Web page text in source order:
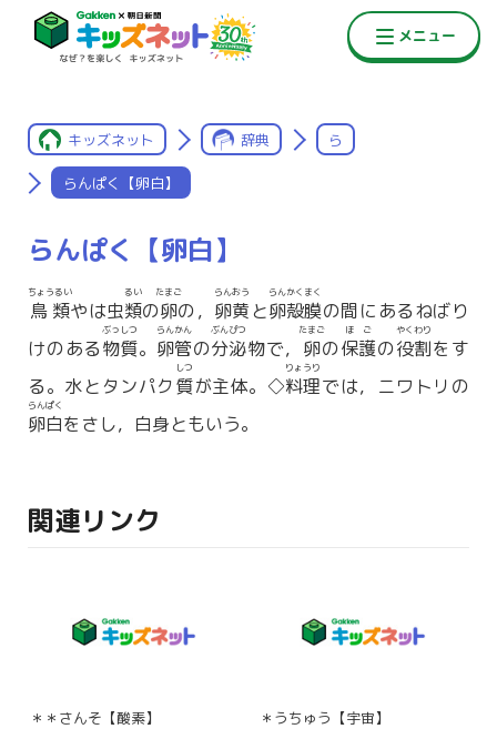
キッズネット 辞典 ら
らんぱく【卵白】
らんぱく【卵白】
鳥類
ちょうるい
やは虫類
るい
の卵
たまご
の， 卵黄
らんおう
と卵殻膜
らんかくまく
の間にあるねばり
けのある物質
ぶっしつ
。 卵管
らんかん
の分泌
ぶんぴつ
物で， 卵
たまご
の保護
ほご
の役割
やくわり
をす
る。水とタンパク質
しつ
が主体。◇料理
りょうり
では，ニワトリの
卵白
らんぱく
をさし，白身ともいう。
関連リンク
＊＊さんそ【酸素】 ＊うちゅう【宇宙】